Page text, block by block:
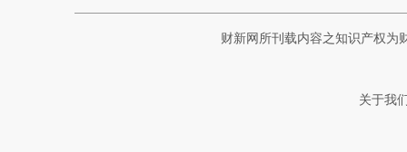
财新网所刊载内容之知识产权为
关于我